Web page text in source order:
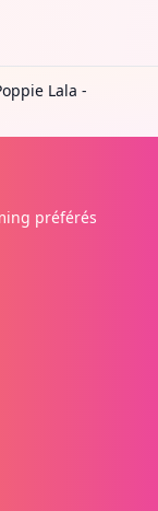
Lala -
préférés